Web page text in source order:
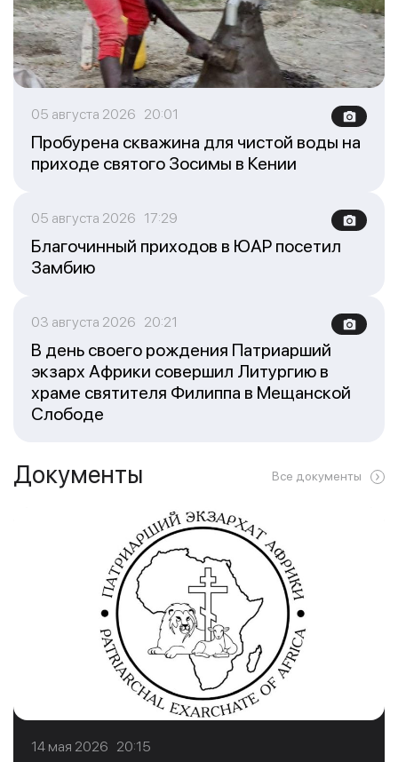
05 августа 2026 20:01
Пробурена скважина для чистой воды на
приходе святого Зосимы в Кении
05 августа 2026 17:29
Благочинный приходов в ЮАР посетил
Замбию
03 августа 2026 20:21
В день своего рождения Патриарший
экзарх Африки совершил Литургию в
храме святителя Филиппа в Мещанской
Слободе
Документы Все документы
14 мая 2026 20:15